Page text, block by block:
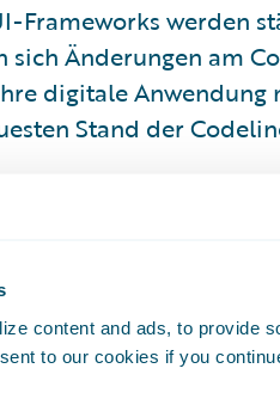
content and ads, to provide
to our cookies if you
Frameworks werden
sich Änderungen am
digitale
Stand der
und UI-Framework